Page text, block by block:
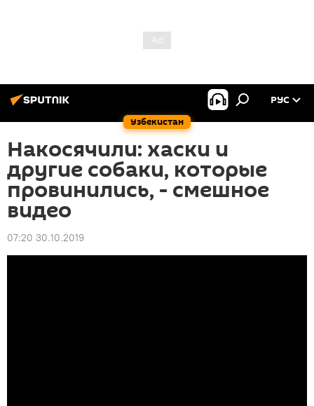
Узбекистан
РУС
Накосячили: хаски и
другие собаки, которые
провинились, - смешное
видео
07:20 30.10.2019